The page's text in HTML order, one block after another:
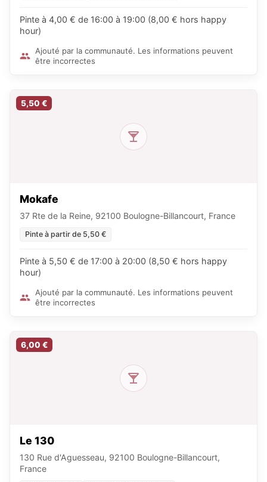
Pinte à 4,00 € de 16:00 à 19:00 (8,00 € hors happy
hour)
Ajouté par la communauté. Les informations peuvent
être incorrectes
5,50 €
Mokafe
37 Rte de la Reine, 92100 Boulogne-Billancourt, France
Pinte à partir de 5,50 €
Pinte à 5,50 € de 17:00 à 20:00 (8,50 € hors happy
hour)
Ajouté par la communauté. Les informations peuvent
être incorrectes
6,00 €
Le 130
130 Rue d'Aguesseau, 92100 Boulogne-Billancourt,
France